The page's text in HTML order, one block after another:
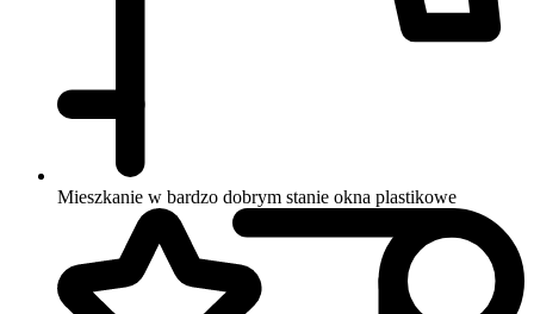
Mieszkanie w bardzo dobrym stanie okna plastikowe